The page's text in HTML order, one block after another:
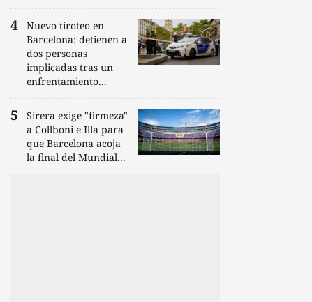
Nuevo tiroteo en
Barcelona: detienen a
dos personas
implicadas tras un
enfrentamiento...
Sirera exige "firmeza"
a Collboni e Illa para
que Barcelona acoja
la final del Mundial...